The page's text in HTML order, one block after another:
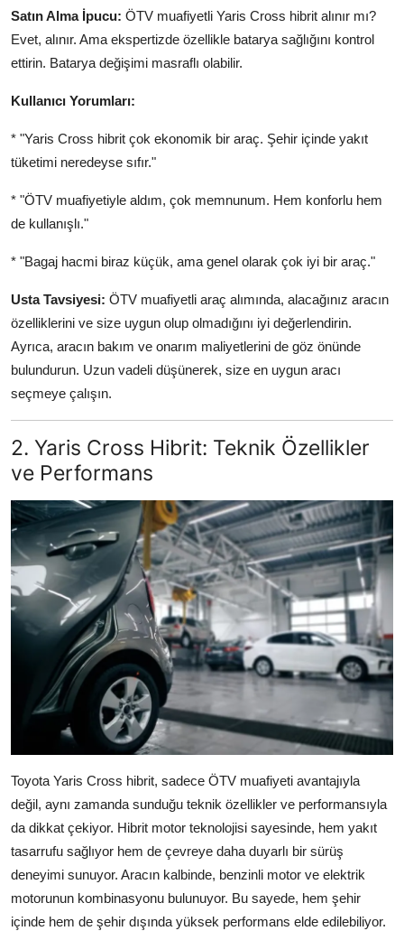
Satın Alma İpucu: ÖTV muafiyetli Yaris Cross hibrit alınır mı?
Evet, alınır. Ama ekspertizde özellikle batarya sağlığını kontrol
ettirin. Batarya değişimi masraflı olabilir.
Kullanıcı Yorumları:
* "Yaris Cross hibrit çok ekonomik bir araç. Şehir içinde yakıt
tüketimi neredeyse sıfır."
* "ÖTV muafiyetiyle aldım, çok memnunum. Hem konforlu hem
de kullanışlı."
* "Bagaj hacmi biraz küçük, ama genel olarak çok iyi bir araç."
Usta Tavsiyesi: ÖTV muafiyetli araç alımında, alacağınız aracın
özelliklerini ve size uygun olup olmadığını iyi değerlendirin.
Ayrıca, aracın bakım ve onarım maliyetlerini de göz önünde
bulundurun. Uzun vadeli düşünerek, size en uygun aracı
seçmeye çalışın.
2. Yaris Cross Hibrit: Teknik Özellikler
ve Performans
Toyota Yaris Cross hibrit, sadece ÖTV muafiyeti avantajıyla
değil, aynı zamanda sunduğu teknik özellikler ve performansıyla
da dikkat çekiyor. Hibrit motor teknolojisi sayesinde, hem yakıt
tasarrufu sağlıyor hem de çevreye daha duyarlı bir sürüş
deneyimi sunuyor. Aracın kalbinde, benzinli motor ve elektrik
motorunun kombinasyonu bulunuyor. Bu sayede, hem şehir
içinde hem de şehir dışında yüksek performans elde edilebiliyor.